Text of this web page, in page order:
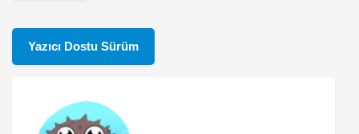
Yazıcı Dostu Sürüm